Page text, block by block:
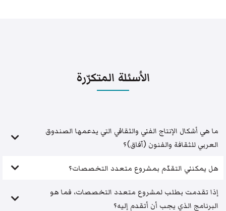
الأسئلة المتكرّرة
ما هي أشكال الإنتاج الفني والثقافي التي يدعمها الصندوق
العربي للثقافة والفنون (آفاق)؟
هل يمكنني التقدّم بمشروع متعدد التخصصات؟
إذا تقدمت بطلب لمشروع متعدد التخصصات، فما هو
البرنامج الذي يجب أن أتقدم إليه؟